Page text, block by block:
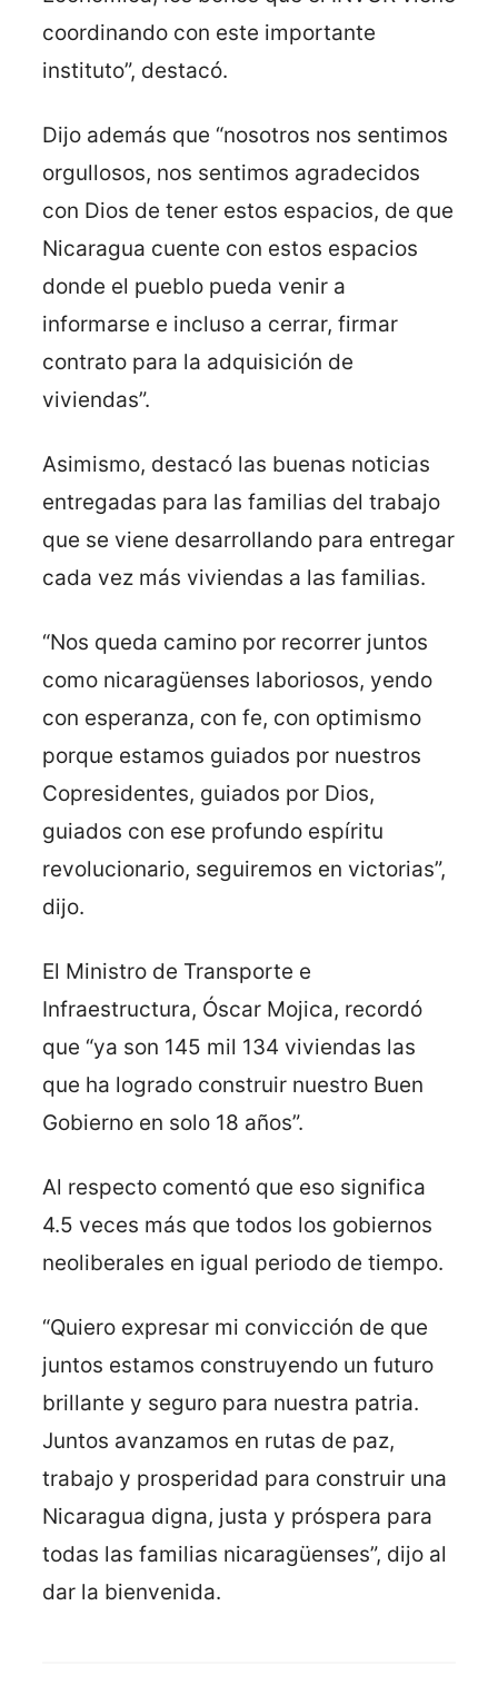
coordinando con este importante
instituto”, destacó.
Dijo además que “nosotros nos sentimos
orgullosos, nos sentimos agradecidos
con Dios de tener estos espacios, de que
Nicaragua cuente con estos espacios
donde el pueblo pueda venir a
informarse e incluso a cerrar, firmar
contrato para la adquisición de
viviendas”.
Asimismo, destacó las buenas noticias
entregadas para las familias del trabajo
que se viene desarrollando para entregar
cada vez más viviendas a las familias.
“Nos queda camino por recorrer juntos
como nicaragüenses laboriosos, yendo
con esperanza, con fe, con optimismo
porque estamos guiados por nuestros
Copresidentes, guiados por Dios,
guiados con ese profundo espíritu
revolucionario, seguiremos en victorias”,
dijo.
El Ministro de Transporte e
Infraestructura, Óscar Mojica, recordó
que “ya son 145 mil 134 viviendas las
que ha logrado construir nuestro Buen
Gobierno en solo 18 años”.
Al respecto comentó que eso significa
4.5 veces más que todos los gobiernos
neoliberales en igual periodo de tiempo.
“Quiero expresar mi convicción de que
juntos estamos construyendo un futuro
brillante y seguro para nuestra patria.
Juntos avanzamos en rutas de paz,
trabajo y prosperidad para construir una
Nicaragua digna, justa y próspera para
todas las familias nicaragüenses”, dijo al
dar la bienvenida.